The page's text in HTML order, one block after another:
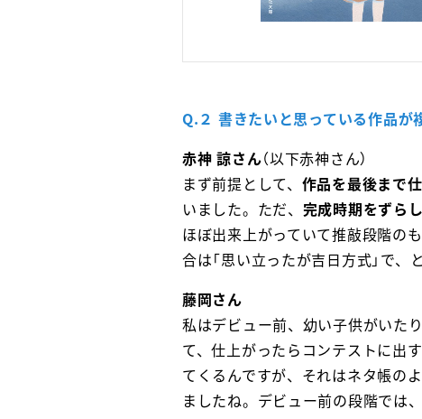
Q.２ 書きたいと思っている作品が
赤神 諒さん（以下赤神さん）
まず前提として、 作品を最後まで
いました。ただ、 完成時期をずら
ほぼ出来上がっていて推敲段階の
合は「思い立ったが吉日方式」で
藤岡さん
私はデビュー前、幼い子供がいた
て、仕上がったらコンテストに出
てくるんですが、それはネタ帳の
ましたね。デビュー前の段階では